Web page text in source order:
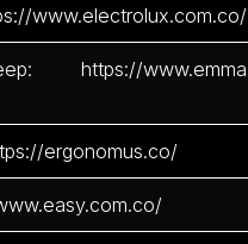
www.electrolux.com.co/
https://
ergonomus.co/